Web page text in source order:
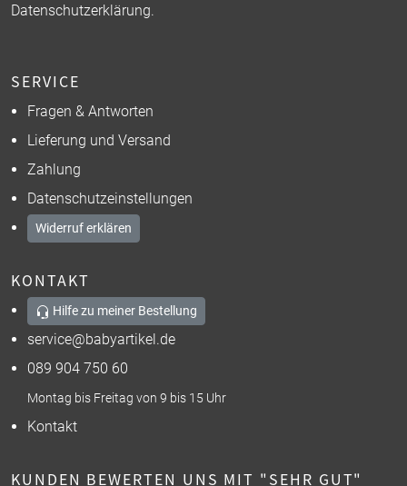
Datenschutzerklärung.
SERVICE
Fragen & Antworten
Lieferung und Versand
Zahlung
Datenschutzeinstellungen
Widerruf erklären
KONTAKT
Hilfe zu meiner Bestellung
service@babyartikel.de
089 904 750 60
Montag bis Freitag von 9 bis 15 Uhr
Kontakt
KUNDEN BEWERTEN UNS MIT "SEHR GUT"